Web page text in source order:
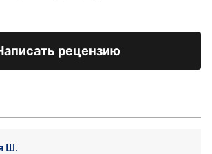
рецензию
Ш.